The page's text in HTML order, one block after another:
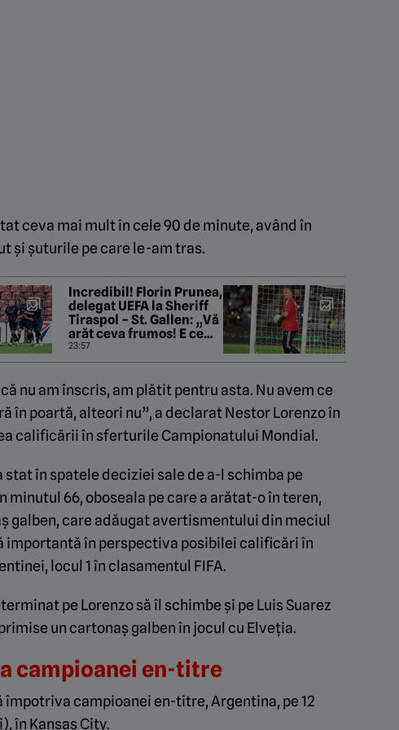
ceva mai mult în cele 90 de minute, având în
și șuturile pe care le-am tras.
Incredibil! Florin Prunea,
delegat UEFA la Sheriff
Tiraspol – St. Gallen: „Vă
arăt ceva frumos! E ce
trebuie, Fratello?”
23:57
nu am înscris, am plătit pentru asta. Nu avem ce
în poartă, alteori nu”, a declarat Nestor Lorenzo în
calificării în sferturile Campionatului Mondial.
stat în spatele deciziei sale de a-l schimba pe
minutul 66, oboseala pe care a arătat-o în teren,
galben, care adăugat avertismentului din meciul
importantă în perspectiva posibilei calificări în
locul 1 în clasamentul FIFA.
pe Lorenzo să îl schimbe și pe Luis Suarez
un cartonaș galben în jocul cu Elveția.
campioanei en-titre
campioanei en-titre, Argentina, pe 12
în Kansas City.